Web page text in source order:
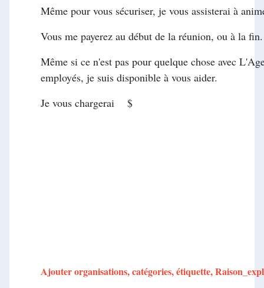
Même pour vous sécuriser, je vous assisterai à
Vous me payerez au début de la réunion, ou à la fin.
Même si ce n'est pas pour quelque chose avec
employés, je suis disponible à vous aider.
Je vous chargerai $
Ajouter organisations, catégories, étiquette,